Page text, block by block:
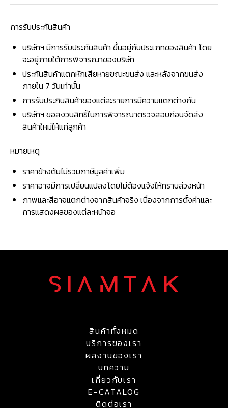
การรับประกันสินค้า
บริษัทฯ มีการรับประกันสินค้า ขึ้นอยู่กับประเภทของสินค้า โดย
จะอยู่ภายใต้การพิจารณาของบริษัท
ประกันสินค้าแตกหักเสียหายขณะขนส่ง และหลังจากขนส่ง
ภายใน 7 วันเท่านั้น
การรับประกินสินค้าของแต่ละรายการมีความแตกต่างกัน
บริษัทฯ ขอสงวนสิทธิ์ในการพิจารณาตรวจสอบก่อนจัดส่ง
สินค้าใหม่ให้แก่ลูกค้า
หมายเหตุ
ราคาข้างต้นไม่รวมภาษีมูลค่าเพิ่ม
ราคาอาจมีการเปลี่ยนแปลงโดยไม่ต้องแจ้งให้ทราบล่วงหน้า
ภาพและสีอาจแตกต่างจากสินค้าจริง เนื่องจากการตั้งค่าและ
การแสดงผลของแต่ละหน้าจอ
สินค้าทั้งหมด
บริการของเรา
ผลงานของเรา
บทความ
เกี่ยวกับเรา
E-CATALOG
ติดต่อเรา